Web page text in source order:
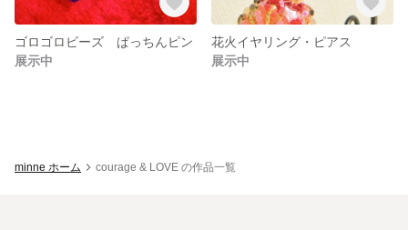
ゴロゴロビーズ ぱっちんピン
展示中
花火イヤリング・ピアス
展示中
minne ホーム courage & LOVE の作品一覧